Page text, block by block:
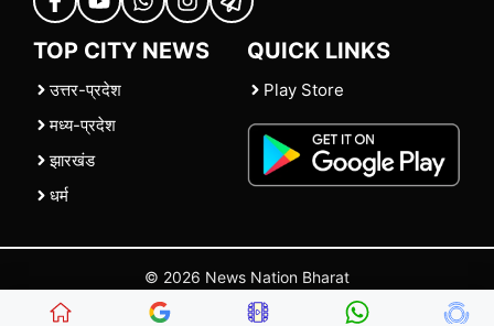
TOP CITY NEWS
उत्तर-प्रदेश
मध्य-प्रदेश
झारखंड
धर्म
QUICK LINKS
Play Store
© 2026 News Nation Bharat
| |Contact Us |Policies Terms and Conditions